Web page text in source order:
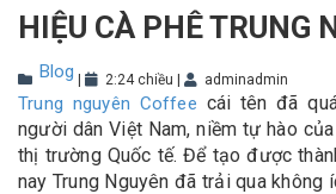
HIỆU CÀ PHÊ TRUNG
Blog 2:24 chiều adminadmin
Trung nguyên Coffee cái tên đã
người dân Việt Nam, niềm tự hào
thị trường Quốc tế. Để tạo được
nay Trung Nguyên đã trải qua không